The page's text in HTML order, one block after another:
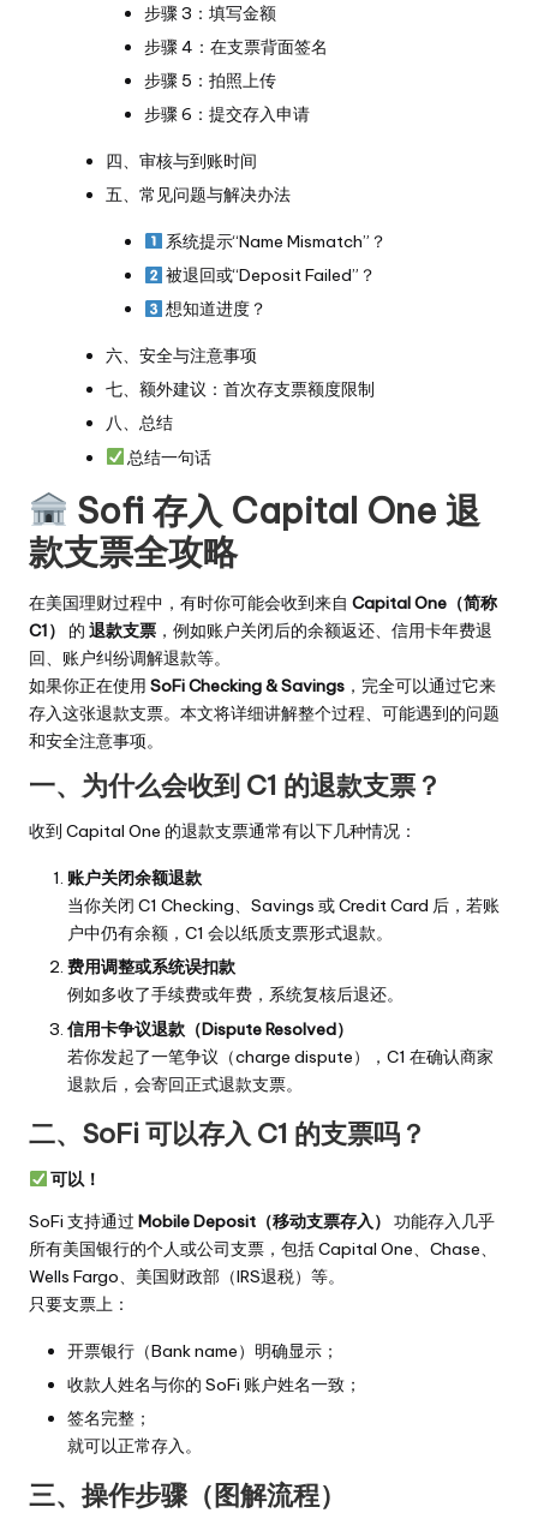
步骤 3：填写金额
步骤 4：在支票背面签名
步骤 5：拍照上传
步骤 6：提交存入申请
四、审核与到账时间
五、常见问题与解决办法
系统提示“Name Mismatch”？
被退回或“Deposit Failed”？
想知道进度？
六、安全与注意事项
七、额外建议：首次存支票额度限制
八、总结
总结一句话
Sofi 存入 Capital One 退
款支票全攻略
在美国理财过程中，有时你可能会收到来自 Capital One（简称
C1）
的 退款支票 ，例如账户关闭后的余额返还、信用卡年费退
回、账户纠纷调解退款等。
如果你正在使用 SoFi Checking & Savings ，完全可以通过它来
存入这张退款支票。本文将详细讲解整个过程、可能遇到的问题
和安全注意事项。
一、为什么会收到 C1 的退款支票？
收到 Capital One 的退款支票通常有以下几种情况：
账户关闭余额退款
当你关闭 C1 Checking、Savings 或 Credit Card 后，若账
户中仍有余额，C1 会以纸质支票形式退款。
费用调整或系统误扣款
例如多收了手续费或年费，系统复核后退还。
信用卡争议退款（Dispute Resolved）
若你发起了一笔争议（charge dispute），C1 在确认商家
退款后，会寄回正式退款支票。
二、SoFi 可以存入 C1 的支票吗？
可以！
SoFi 支持通过 Mobile Deposit（移动支票存入）
功能存入几乎
所有美国银行的个人或公司支票，包括 Capital One、Chase、
Wells Fargo、美国财政部（IRS退税）等。
只要支票上：
开票银行（Bank name）明确显示；
收款人姓名与你的 SoFi 账户姓名一致；
签名完整；
就可以正常存入。
三、操作步骤（图解流程）